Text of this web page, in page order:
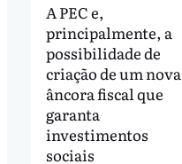
A PEC e,
principalmente, a
possibilidade de
criação de um nova
âncora fiscal que
garanta
investimentos
sociais